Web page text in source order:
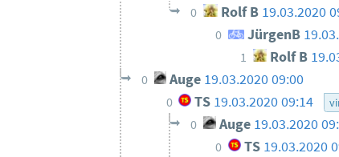
0 Rolf B 19.03.2020
0 JürgenB
1 Rolf B
0 Auge 19.03.2020 09:00
0 TS 19.03.2020 09:14
0 Auge 19.03.2020
0 TS 19.03.2020